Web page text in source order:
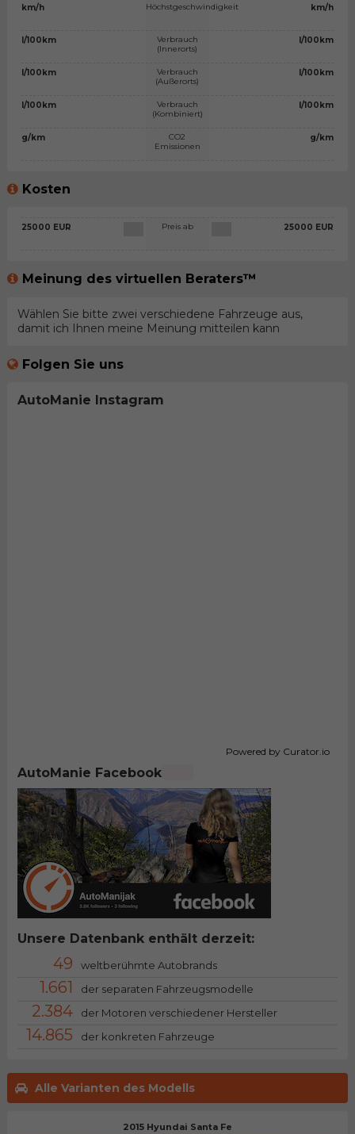
Alle Varianten des Modells
2015 Hyundai Santa Fe
km/h
l/100km
l/100km
l/100km
g/km
Höchstgeschwindigkeit
Verbrauch
(Innerorts)
Verbrauch
(Außerorts)
Verbrauch
(Kombiniert)
CO2
Emissionen
km/h
l/100km
l/100km
l/100km
g/km
Kosten
25000 EUR Preis ab 25000 EUR
Meinung des virtuellen Beraters™
Wählen Sie bitte zwei verschiedene Fahrzeuge aus,
damit ich Ihnen meine Meinung mitteilen kann
Folgen Sie uns
AutoManie Instagram
Powered by Curator.io
AutoManie Facebook
Unsere Datenbank enthält derzeit:
49 weltberühmte Autobrands
1.661 der separaten Fahrzeugsmodelle
2.384 der Motoren verschiedener Hersteller
14.865 der konkreten Fahrzeuge